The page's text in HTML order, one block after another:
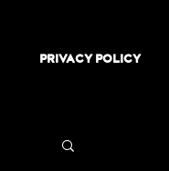
PRIVACY POLICY